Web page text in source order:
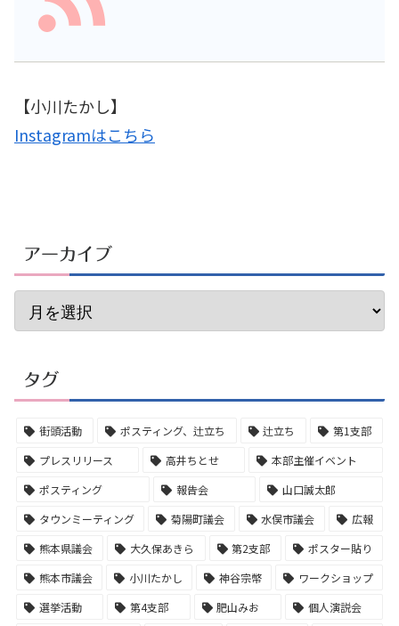
【小川たかし】
Instagramはこちら
アーカイブ
タグ
街頭活動 ポスティング、辻立ち 辻立ち
第1支部
プレスリリース
高井ちとせ
本部主催イベント
ポスティング
報告会
山口誠太郎
タウンミーティング
菊陽町議会 水俣市議会
広報
熊本県議会
大久保あきら 第2支部
ポスター貼り
熊本市議会
小川たかし 神谷宗幣
ワークショップ
選挙活動
第4支部 肥山みお
個人演説会